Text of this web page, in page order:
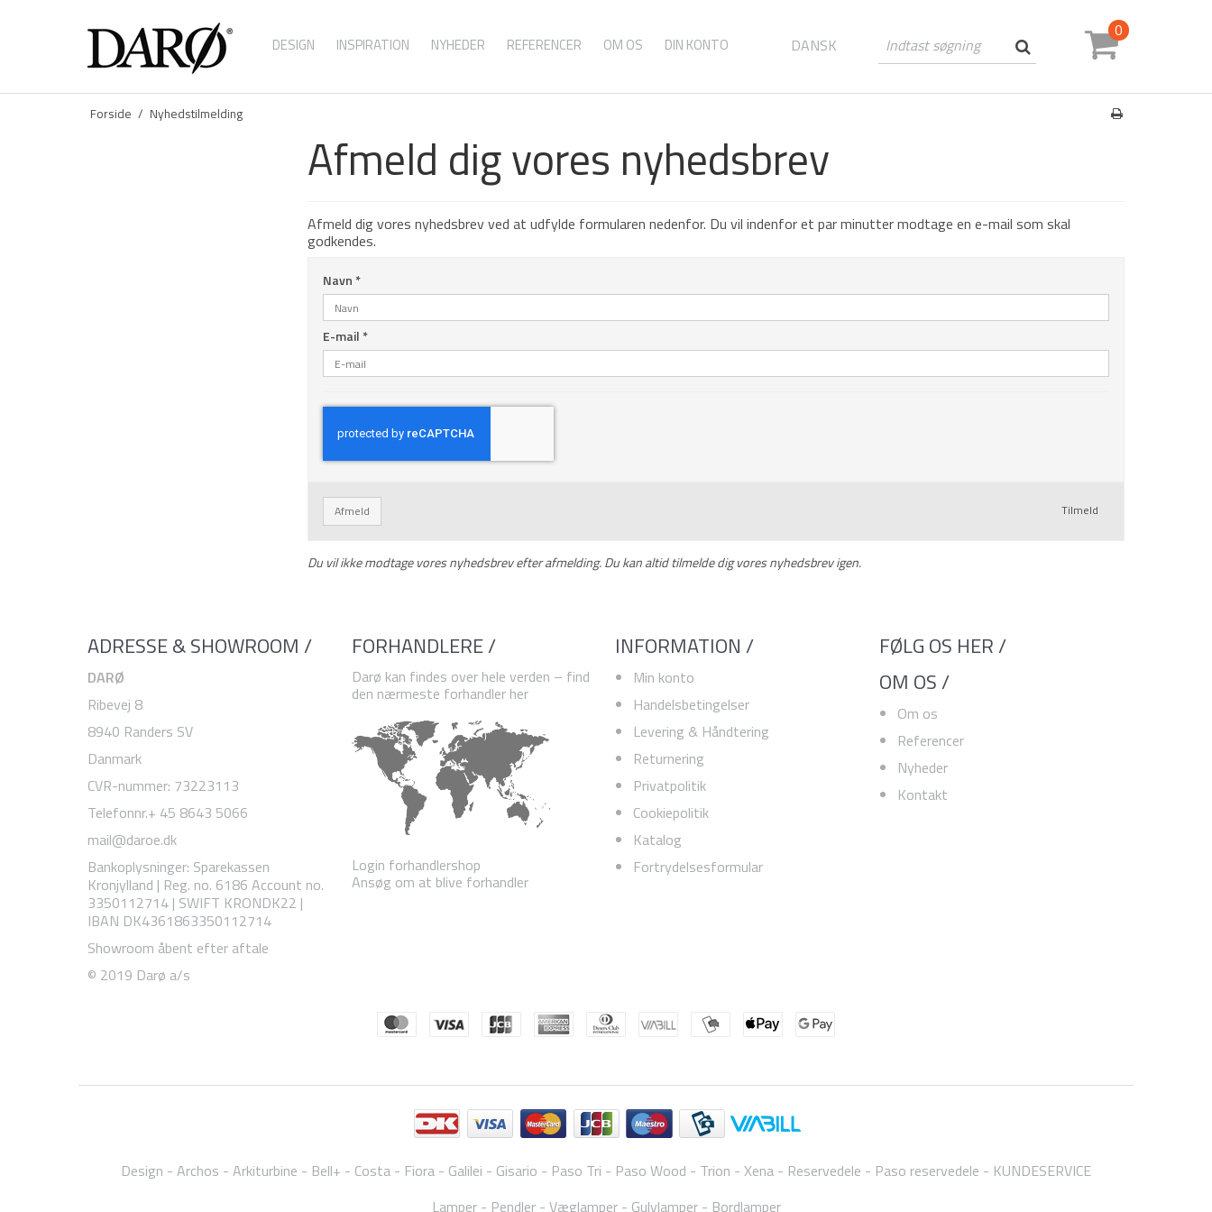
DESIGN INSPIRATION NYHEDER REFERENCER OM OS DIN KONTO DANSK
0
Forside / Nyhedstilmelding
Afmeld dig vores nyhedsbrev
Afmeld dig vores nyhedsbrev ved at udfylde formularen nedenfor. Du vil indenfor et par minutter modtage en e-mail som skal
godkendes.
Navn *
E-mail *
Afmeld Tilmeld
Du vil ikke modtage vores nyhedsbrev efter afmelding. Du kan altid tilmelde dig vores nyhedsbrev igen.
ADRESSE & SHOWROOM /
DARØ
Ribevej 8
8940 Randers SV
Danmark
CVR-nummer: 73223113
Telefonnr.+ 45 8643 5066
mail@daroe.dk
Bankoplysninger: Sparekassen
Kronjylland | Reg. no. 6186 Account no.
3350112714 | SWIFT KRONDK22 |
IBAN DK4361863350112714
Showroom åbent efter aftale
© 2019 Darø a/s
FORHANDLERE /
Darø kan findes over hele verden – find
den nærmeste forhandler her
Login forhandlershop
Ansøg om at blive forhandler
INFORMATION /
Min konto
Handelsbetingelser
Levering & Håndtering
Returnering
Privatpolitik
Cookiepolitik
Katalog
Fortrydelsesformular
FØLG OS HER /
OM OS /
Om os
Referencer
Nyheder
Kontakt
Design Archos Arkiturbine Bell+ Costa Fiora Galilei Gisario Paso Tri Paso Wood Trion Xena Reservedele Paso reservedele
KUNDESERVICE
Lamper
Pendler Væglamper Gulvlamper Bordlamper